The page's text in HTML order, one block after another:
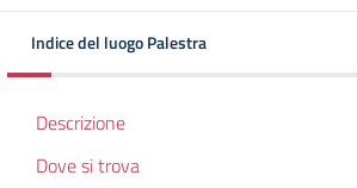
Indice del luogo Palestra
Descrizione
Dove si trova